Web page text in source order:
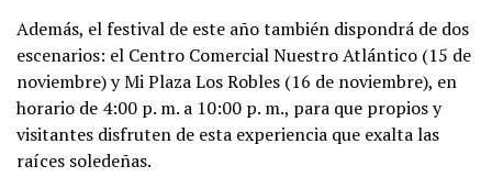
Además, el festival de este año también dispondrá de dos
escenarios: el Centro Comercial Nuestro Atlántico (15 de
noviembre) y Mi Plaza Los Robles (16 de noviembre), en
horario de 4:00 p. m. a 10:00 p. m., para que propios y
visitantes disfruten de esta experiencia que exalta las
raíces soledeñas.